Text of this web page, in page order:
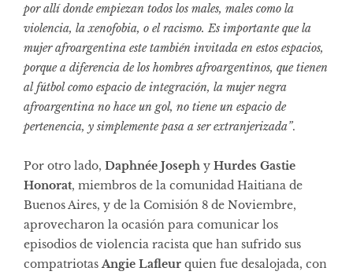
por allí donde empiezan todos los males, males como la
violencia, la xenofobia, o el racismo. Es importante que la
mujer afroargentina este también invitada en estos espacios,
porque a diferencia de los hombres afroargentinos, que tienen
al fútbol como espacio de integración, la mujer negra
afroargentina no hace un gol, no tiene un espacio de
pertenencia, y simplemente pasa a ser extranjerizada”.
Por otro lado, Daphnée Joseph y Hurdes Gastie
Honorat, miembros de la comunidad Haitiana de
Buenos Aires, y de la Comisión 8 de Noviembre,
aprovecharon la ocasión para comunicar los
episodios de violencia racista que han sufrido sus
compatriotas Angie Lafleur quien fue desalojada, con